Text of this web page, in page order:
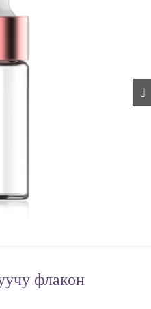
флакон